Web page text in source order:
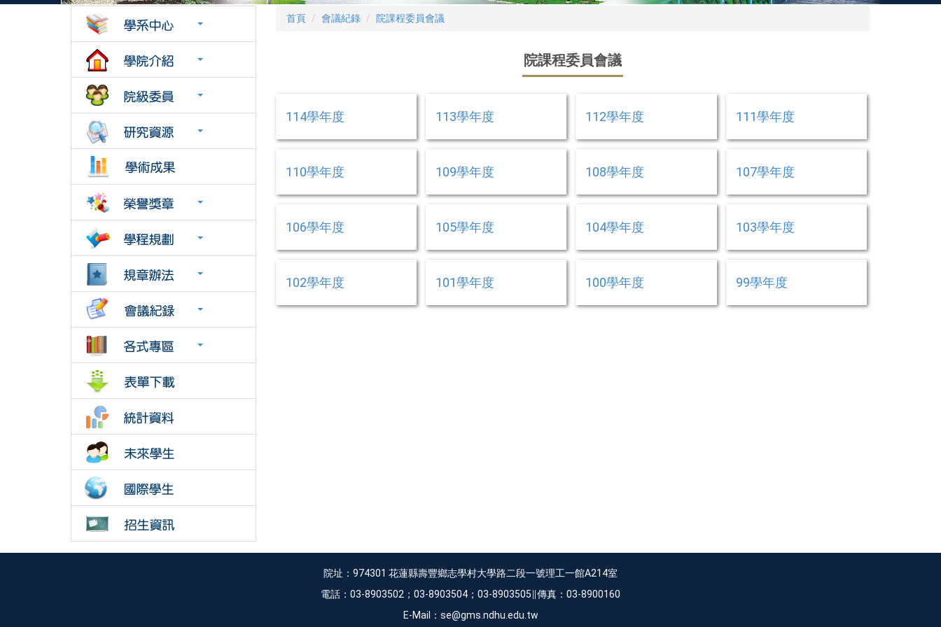
首頁 會議紀錄 院課程委員會議
院課程委員會議
114學年度 113學年度 112學年度 111學年度
110學年度 109學年度 108學年度 107學年度
106學年度 105學年度 104學年度 103學年度
102學年度 101學年度 100學年度 99學年度
院址：974301 花蓮縣壽豐鄉志學村大學路二段一號理工一館A214室
電話：03-8903502；03-8903504；03-8903505∥傳真：03-8900160
E-Mail：se@gms.ndhu.edu.tw